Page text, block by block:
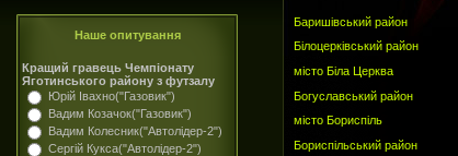
Наше опитування
Кращий гравець Чемпіонату
Яготинського району з футзалу
Юрій Івахно("Газовик")
Вадим Козачок("Газовик")
Вадим Колесник("Автолідер-2")
Сергій Кукса("Автолідер-2")
Баришівський район
Білоцерківський район
місто Біла Церква
Богуславський район
місто Бориспіль
Бориспільський район